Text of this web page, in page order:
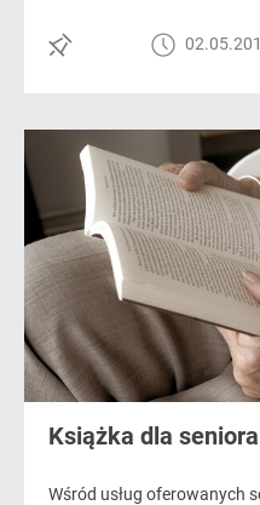
Książka dla seniora
Wśród usług oferowanych